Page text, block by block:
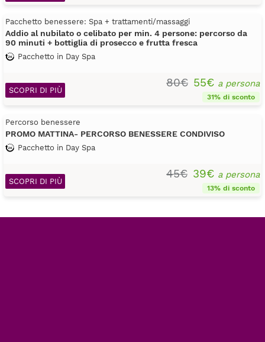
Pacchetto benessere: Spa + trattamenti/massaggi
Addio al nubilato o celibato per min. 4 persone: percorso da
90 minuti + bottiglia di prosecco e frutta fresca
Pacchetto in Day Spa
80€ 55€ a persona
31% di sconto
SCOPRI DI PIÙ
Percorso benessere
PROMO MATTINA- PERCORSO BENESSERE CONDIVISO
Pacchetto in Day Spa
45€ 39€ a persona
13% di sconto
SCOPRI DI PIÙ